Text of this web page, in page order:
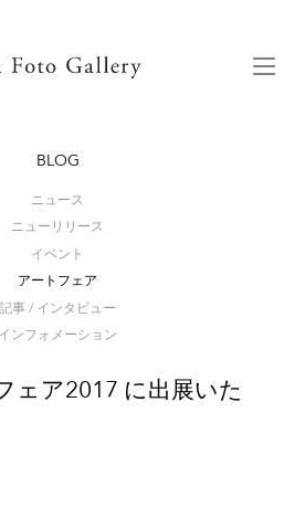
BLOG
ニュース
ニューリリース
イベント
アートフェア
記事 / インタビュー
インフォメーション
ェア2017 に出展いた